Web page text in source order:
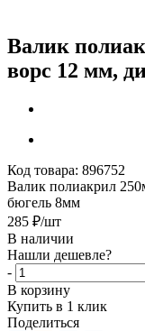
Валик
ворс 12 мм,
Код товара: 896752
Валик полиакрил
бюгель 8мм
285 ₽/шт
В наличии
Нашли дешевле?
-
В корзину
Купить в 1 клик
Поделиться